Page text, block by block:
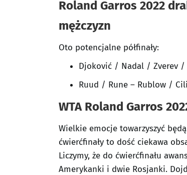
Roland Garros 2022
mężczyzn
Oto potencjalne półfinały:
Djoković / Nadal / Zverev /
Ruud / Rune – Rublow /
WTA Roland Garros
Wielkie emocje towarzyszyć
ćwierćfinały to dość ciekawa
Liczymy, że do ćwierćfinału
Amerykanki i dwie Rosjanki.